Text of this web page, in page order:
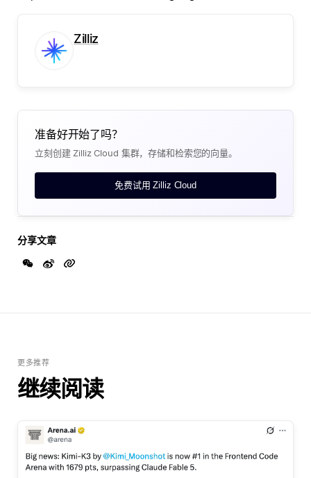
准备好开始了吗？
立刻创建 Zilliz Cloud 集群，存储和检索您的向量。
免费试用 Zilliz Cloud
分享文章
Zilliz
更多推荐
继续阅读